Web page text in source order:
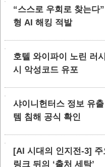
“스스로 우회로 찾는다
형 AI 해킹 적발
호텔 와이파이 노린 러
시 악성코드 유포
샤이니헌터스 정보 유
템 침해 공식 확인
[AI 시대의 인지전-3]
링크 뒤의 ‘출처 세탁’